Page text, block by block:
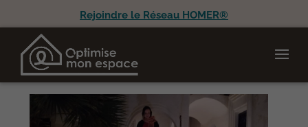
Rejoindre le Réseau HOMER®